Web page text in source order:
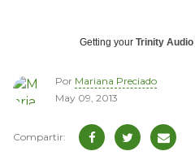
Getting your Trinity Audio
Por Mariana Preciado
May 09, 2013